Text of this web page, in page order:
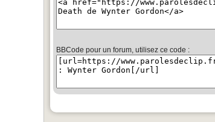
BBCode pour un forum, utilisez ce code :